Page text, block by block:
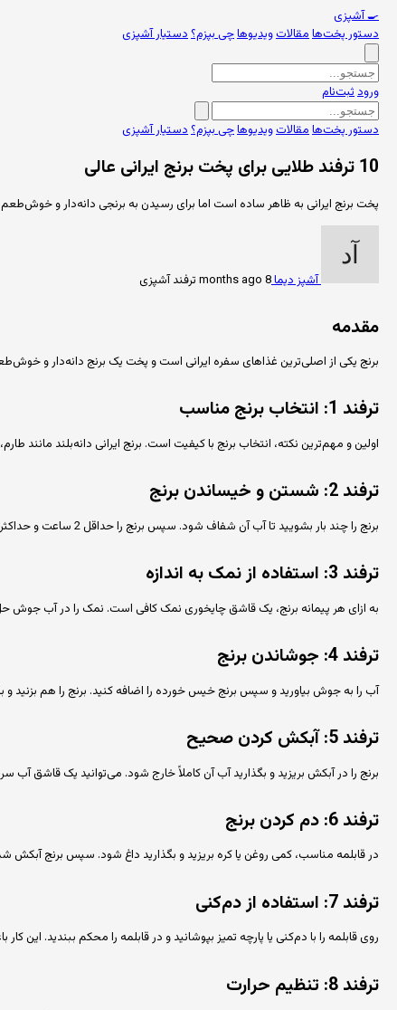
🍳آشپزی
دستور پخت‌هامقالاتویدیوهاچی بپزم؟دستیار آشپزی
ورودثبت‌نام
دستور پخت‌هامقالاتویدیوهاچی بپزم؟دستیار آشپزی
10 ترفند طلایی برای پخت برنج ایرانی عالی
پخت برنج ایرانی به ظاهر ساده است اما برای رسیدن به برنجی دانه‌دار و خوش‌طعم
آشپز دیما8 months ago ترفند آشپزی
مقدمه
برنج یکی از اصلی‌ترین غذاهای سفره ایرانی است و پخت یک برنج دانه‌دار و خوش‌طعم هنری است که هر آشپزی باید آن
ترفند 1: انتخاب برنج مناسب
اولین و مهم‌ترین نکته، انتخاب برنج با کیفیت است. برنج ایرانی دانه‌بلند مانند
ترفند 2: شستن و خیساندن برنج
برنج را چند بار بشویید تا آب آن شفاف شود. سپس برنج را حداقل 2 ساعت و حداکثر 4 ساعت در آب سرد خیس کنید. این کار باعث می‌شود برنج بهتر بپزد و دانه‌دارتر شود.
ترفند 3: استفاده از نمک به اندازه
به ازای هر پیمانه برنج، یک قاشق چایخوری نمک کافی است. نمک را در آب جوش
ترفند 4: جوشاندن برنج
آب را به جوش بیاورید و سپس برنج خیس خورده را اضافه کنید. برنج را هم بزنید و بگذارید 5 تا 8 دقیقه بجوشد. برنج باید نیم‌پز شود (دانه آن باید کمی نرم باشد
ترفند 5: آبکش کردن صحیح
برنج را در آبکش بریزید و بگذارید آب آن کاملاً خارج شود. می‌توانید یک قاشق آب
ترفند 6: دم کردن برنج
در قابلمه مناسب، کمی روغن یا کره بریزید و بگذارید داغ شود. سپس برنج آبکش
ترفند 7: استفاده از دم‌کنی
روی قابلمه را با دم‌کنی یا پارچه تمیز بپوشانید و در قابلمه را محکم ببندید. این
ترفند 8: تنظیم حرارت